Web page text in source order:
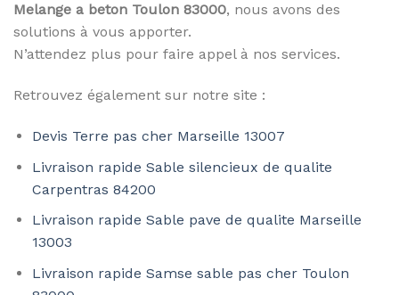
Melange a beton Toulon 83000, nous avons des
solutions à vous apporter.
N’attendez plus pour faire appel à nos services.
Retrouvez également sur notre site :
Devis Terre pas cher Marseille 13007
Livraison rapide Sable silencieux de qualite
Carpentras 84200
Livraison rapide Sable pave de qualite Marseille
13003
Livraison rapide Samse sable pas cher Toulon